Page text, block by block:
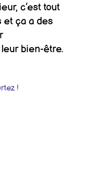
c’est tout
et ça a des
bien-être.
!